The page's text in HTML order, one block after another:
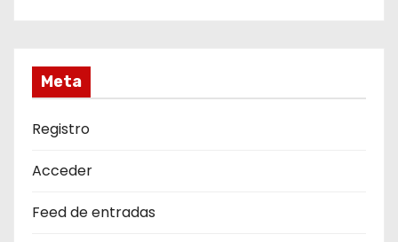
Meta
Registro
Acceder
Feed de entradas